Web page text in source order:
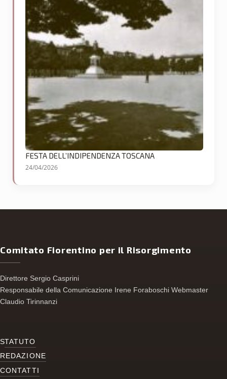
FESTA DELL’INDIPENDENZA TOSCANA
24/04/2026
Comitato Fiorentino per il Risorgimento
Direttore Sergio Casprini
Responsabile della Comunicazione Irene Foraboschi Webmaster
Claudio Tirinnanzi
STATUTO
REDAZIONE
CONTATTI